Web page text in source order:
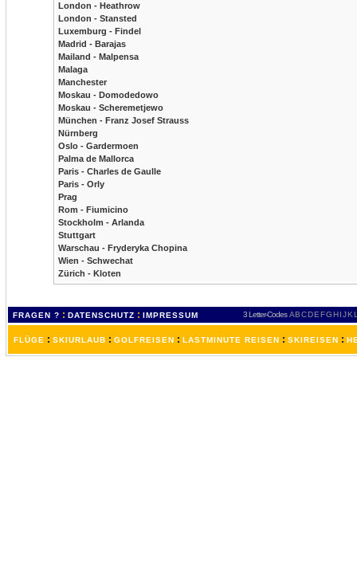
London - Heathrow
London - Stansted
Luxemburg - Findel
Madrid - Barajas
Mailand - Malpensa
Malaga
Manchester
Moskau - Domodedowo
Moskau - Scheremetjewo
München - Franz Josef Strauss
Nürnberg
Oslo - Gardermoen
Palma de Mallorca
Paris - Charles de Gaulle
Paris - Orly
Prag
Rom - Fiumicino
Stockholm - Arlanda
Stuttgart
Warschau - Fryderyka Chopina
Wien - Schwechat
Zürich - Kloten
FRAGEN ? : DATENSCHUTZ : IMPRESSUM 3 Letter-Codes ABCDEFGH IJKL
FLÜGE : SKIURLAUB : GOLFREISEN : LASTMINUTE REISEN : SKIREISEN :